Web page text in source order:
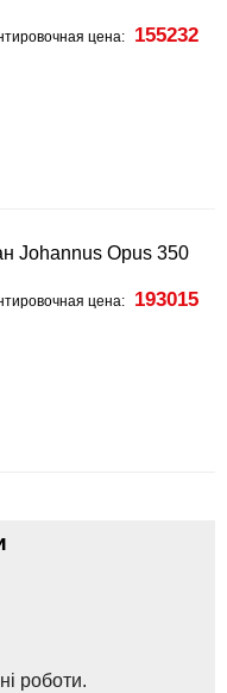
цена:
155232
Johannus Opus 350
цена:
193015
роботи.